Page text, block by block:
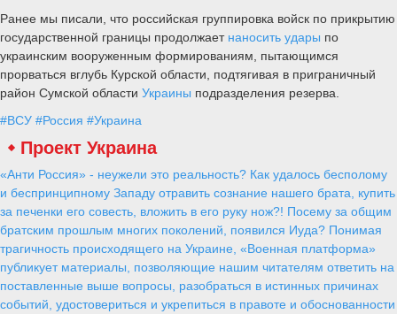
Ранее мы писали, что российская группировка войск по прикрытию
государственной границы продолжает наносить удары по
украинским вооруженным формированиям, пытающимся
прорваться вглубь Курской области, подтягивая в приграничный
район Сумской области Украины подразделения резерва.
#ВСУ #Россия #Украина
Проект Украина
«Анти Россия» - неужели это реальность? Как удалось бесполому
и беспринципному Западу отравить сознание нашего брата, купить
за печенки его совесть, вложить в его руку нож?! Посему за общим
братским прошлым многих поколений, появился Иуда? Понимая
трагичность происходящего на Украине, «Военная платформа»
публикует материалы, позволяющие нашим читателям ответить на
поставленные выше вопросы, разобраться в истинных причинах
событий, удостовериться и укрепиться в правоте и обоснованности